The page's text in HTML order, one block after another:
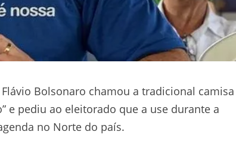
Bolsonaro chamou a tradicional camisa
e pediu ao eleitorado que a use durante a
no Norte do país.